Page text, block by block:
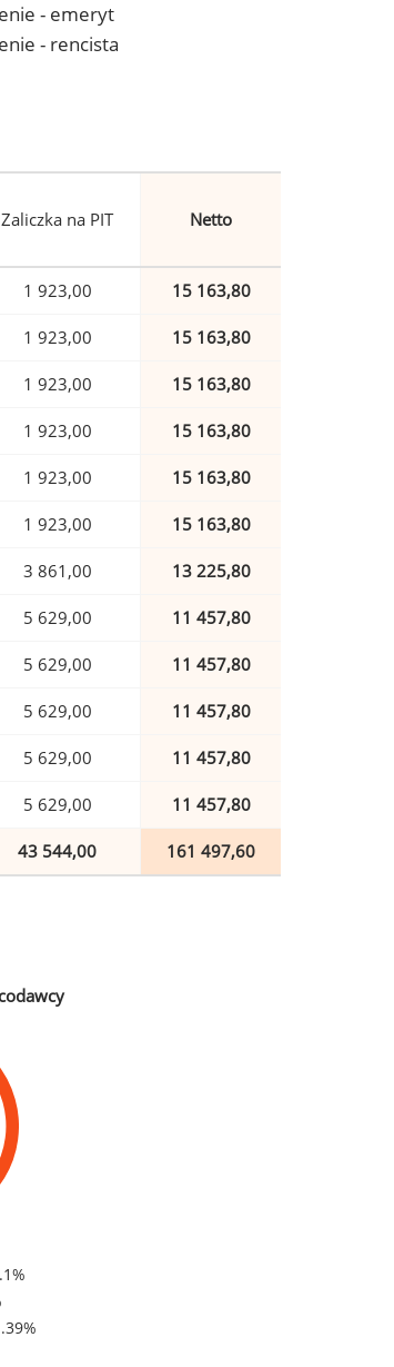
- emeryt
- rencista
Zaliczka na PIT Netto
1 923,00 15 163,80
1 923,00 15 163,80
1 923,00 15 163,80
1 923,00 15 163,80
1 923,00 15 163,80
1 923,00 15 163,80
3 861,00 13 225,80
5 629,00 11 457,80
5 629,00 11 457,80
5 629,00 11 457,80
5 629,00 11 457,80
5 629,00 11 457,80
43 544,00 161 497,60